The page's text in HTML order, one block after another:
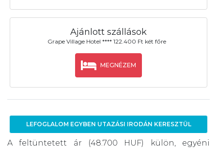
Ajánlott szállások
Grape Village Hotel **** 122.400 Ft két főre
MEGNÉZEM
LEFOGLALOM EGYBEN UTAZÁSI IRODÁN KERESZTÜL
A feltüntetett ár (48.700 HUF) külön, egyéni